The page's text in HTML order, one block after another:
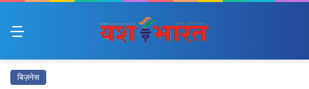
Menu
बिज़नेस